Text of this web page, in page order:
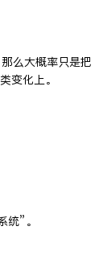
么大概率只是把
变化上。
”。